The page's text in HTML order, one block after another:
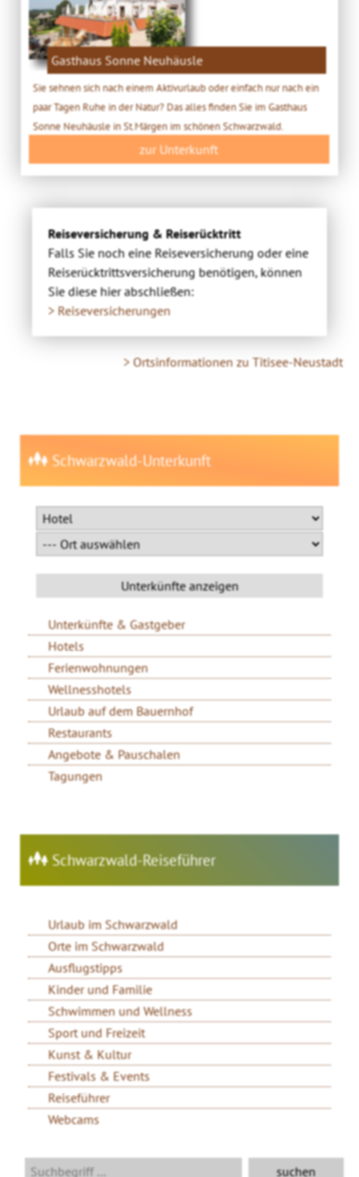
Gasthaus Sonne Neuhäusle
Sie sehnen sich nach einem Aktivurlaub oder einfach nur nach ein
paar Tagen Ruhe in der Natur? Das alles finden Sie im Gasthaus
Sonne Neuhäusle in St.Märgen im schönen Schwarzwald.
zur Unterkunft
Reiseversicherung & Reiserücktritt
Falls Sie noch eine Reiseversicherung oder eine
Reiserücktrittsversicherung benötigen, können
Sie diese hier abschließen:
> Reiseversicherungen
> Ortsinformationen zu Titisee-Neustadt
Schwarzwald-Unterkunft
Unterkünfte & Gastgeber
Hotels
Ferienwohnungen
Wellnesshotels
Urlaub auf dem Bauernhof
Restaurants
Angebote & Pauschalen
Tagungen
Schwarzwald-Reiseführer
Urlaub im Schwarzwald
Orte im Schwarzwald
Ausflugstipps
Kinder und Familie
Schwimmen und Wellness
Sport und Freizeit
Kunst & Kultur
Festivals & Events
Reiseführer
Webcams